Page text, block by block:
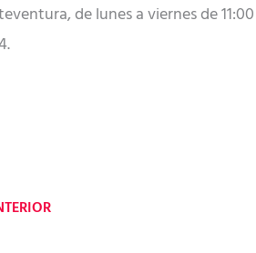
de lunes a viernes de